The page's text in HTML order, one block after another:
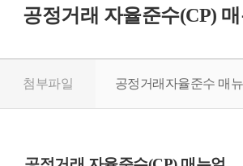
공정거래 자율준수(CP) 매
첨부파일 공정거래자율준수 매